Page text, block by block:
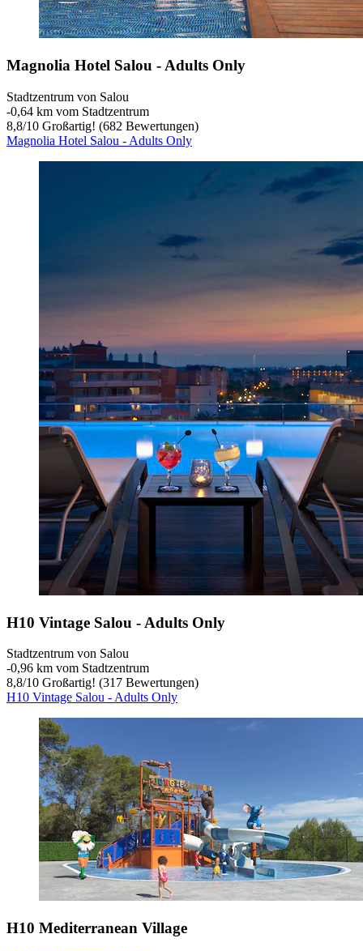
Magnolia Hotel Salou - Adults Only
Stadtzentrum von Salou
‐0,64 km vom Stadtzentrum
8,8/10 Großartig! (682 Bewertungen)
Magnolia Hotel Salou - Adults Only
H10 Vintage Salou - Adults Only
Stadtzentrum von Salou
‐0,96 km vom Stadtzentrum
8,8/10 Großartig! (317 Bewertungen)
H10 Vintage Salou - Adults Only
H10 Mediterranean Village